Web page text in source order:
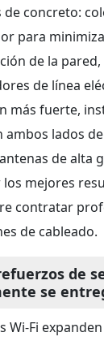
de concreto:
para
de la pared,
de línea
más fuerte,
ambos lados
de alta
mejores
contratar
de cableado.
de
se
Wi-Fi expanden